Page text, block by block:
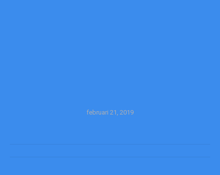
februari 21, 2019